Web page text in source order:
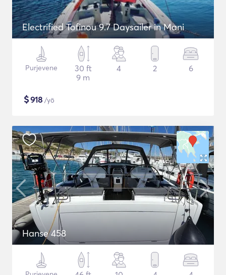
Electrified Tofinou 9.7 Daysailer in Mani
Purjevene
30 ft
9 m
4 2 6
$918 /yö
Hanse 458